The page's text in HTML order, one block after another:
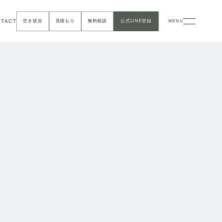
空き状況 見積もり 無料相談 公式LINE登録 MENU